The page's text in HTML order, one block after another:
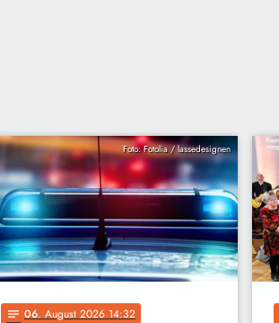
Foto: Fotolia / lassedesignen
notes 06. August 2026 14:32